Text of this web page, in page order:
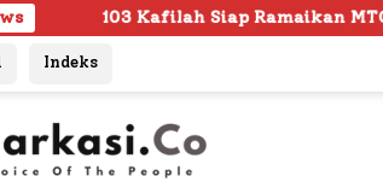
Ramaikan MTQ KORPRI VIII Nasional di
Indeks